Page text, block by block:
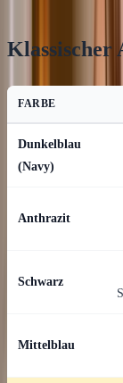
Klassischer
FARBE
Dunkelblau
(Navy)
Anthrazit
Schwarz
Mittelblau